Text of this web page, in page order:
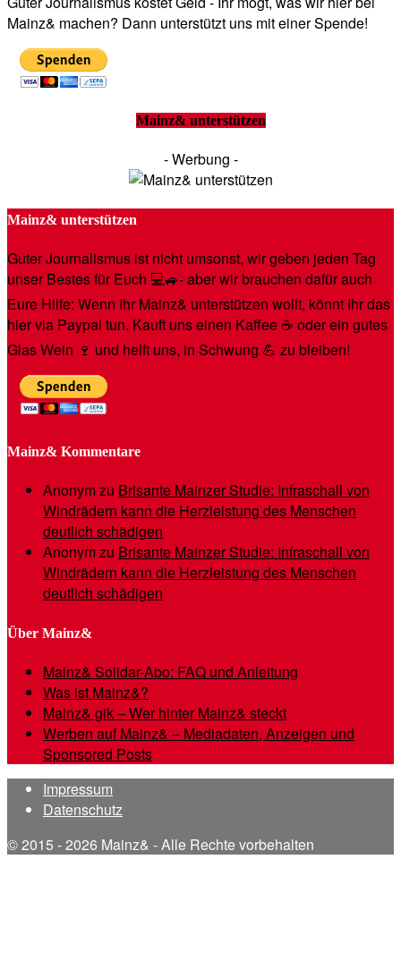
Mainz& machen? Dann unterstützt uns mit einer Spende!
Mainz& unterstützen
- Werbung -
Mainz& unterstützen
Guter Journalismus ist nicht umsonst, wir geben jeden Tag
unser Bestes für Euch 💻🚙- aber wir brauchen dafür auch
Eure Hilfe: Wenn Ihr Mainz& unterstützen wollt, könnt Ihr das
hier via Paypal tun. Kauft uns einen Kaffee ☕️ oder ein gutes
Glas Wein 🍷 und helft uns, in Schwung 💪 zu bleiben!
Mainz& Kommentare
Anonymzu Brisante Mainzer Studie: Infraschall von
Windrädern kann die Herzleistung des Menschen
deutlich schädigen
Anonymzu Brisante Mainzer Studie: Infraschall von
Windrädern kann die Herzleistung des Menschen
deutlich schädigen
Über Mainz&
Mainz& Solidar-Abo: FAQ und Anleitung
Was ist Mainz&?
Mainz& gik – Wer hinter Mainz& steckt
Werben auf Mainz& – Mediadaten, Anzeigen und
Sponsored Posts
Impressum
Datenschutz
© 2015 - 2026 Mainz& - Alle Rechte vorbehalten